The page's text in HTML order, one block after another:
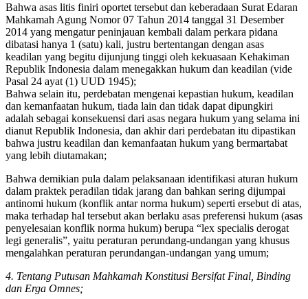
Bahwa asas litis finiri oportet tersebut dan keberadaan Surat Edaran
Mahkamah Agung Nomor 07 Tahun 2014 tanggal 31 Desember
2014 yang mengatur peninjauan kembali dalam perkara pidana
dibatasi hanya 1 (satu) kali, justru bertentangan dengan asas
keadilan yang begitu dijunjung tinggi oleh kekuasaan Kehakiman
Republik Indonesia dalam menegakkan hukum dan keadilan (vide
Pasal 24 ayat (1) UUD 1945);
Bahwa selain itu, perdebatan mengenai kepastian hukum, keadilan
dan kemanfaatan hukum, tiada lain dan tidak dapat dipungkiri
adalah sebagai konsekuensi dari asas negara hukum yang selama ini
dianut Republik Indonesia, dan akhir dari perdebatan itu dipastikan
bahwa justru keadilan dan kemanfaatan hukum yang bermartabat
yang lebih diutamakan;
Bahwa demikian pula dalam pelaksanaan identifikasi aturan hukum
dalam praktek peradilan tidak jarang dan bahkan sering dijumpai
antinomi hukum (konflik antar norma hukum) seperti ersebut di atas,
maka terhadap hal tersebut akan berlaku asas preferensi hukum (asas
penyelesaian konflik norma hukum) berupa “lex specialis derogat
legi generalis”, yaitu peraturan perundang-undangan yang khusus
mengalahkan peraturan perundangan-undangan yang umum;
4. Tentang Putusan Mahkamah Konstitusi Bersifat Final, Binding
dan Erga Omnes;